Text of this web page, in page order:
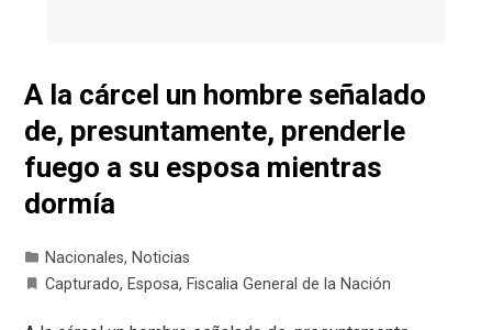
A la cárcel un hombre señalado
de, presuntamente, prenderle
fuego a su esposa mientras
dormía
Nacionales, Noticias
Capturado, Esposa, Fiscalia General de la Nación